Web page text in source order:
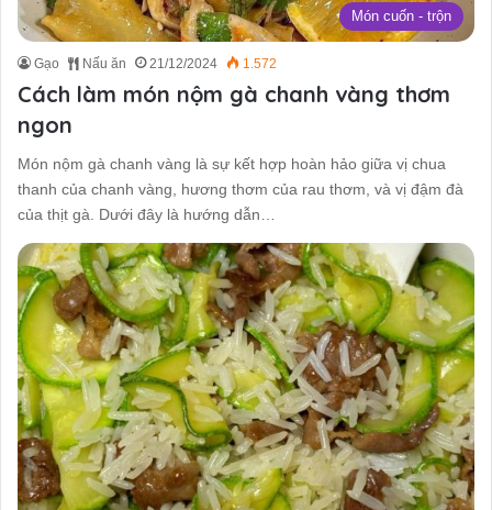
Món cuốn - trộn
Gạo Nấu ăn 21/12/2024 1.572
Cách làm món nộm gà chanh vàng thơm
ngon
Món nộm gà chanh vàng là sự kết hợp hoàn hảo giữa vị chua
thanh của chanh vàng, hương thơm của rau thơm, và vị đậm đà
của thịt gà. Dưới đây là hướng dẫn…